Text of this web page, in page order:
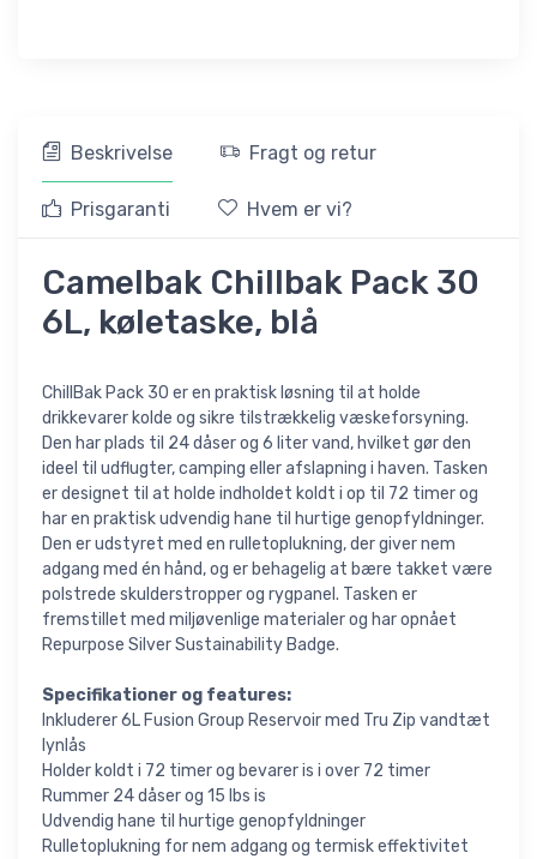
Beskrivelse Fragt og retur
Prisgaranti Hvem er vi?
Camelbak Chillbak Pack 30
6L, køletaske, blå
ChillBak Pack 30 er en praktisk løsning til at holde
drikkevarer kolde og sikre tilstrækkelig væskeforsyning.
Den har plads til 24 dåser og 6 liter vand, hvilket gør den
ideel til udflugter, camping eller afslapning i haven. Tasken
er designet til at holde indholdet koldt i op til 72 timer og
har en praktisk udvendig hane til hurtige genopfyldninger.
Den er udstyret med en rulletoplukning, der giver nem
adgang med én hånd, og er behagelig at bære takket være
polstrede skulderstropper og rygpanel. Tasken er
fremstillet med miljøvenlige materialer og har opnået
Repurpose Silver Sustainability Badge.
Specifikationer og features:
Inkluderer 6L Fusion Group Reservoir med Tru Zip vandtæt
lynlås
Holder koldt i 72 timer og bevarer is i over 72 timer
Rummer 24 dåser og 15 lbs is
Udvendig hane til hurtige genopfyldninger
Rulletoplukning for nem adgang og termisk effektivitet